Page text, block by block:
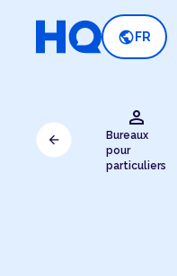
public FR
person
Bureaux
pour
particuliers
arrow_back